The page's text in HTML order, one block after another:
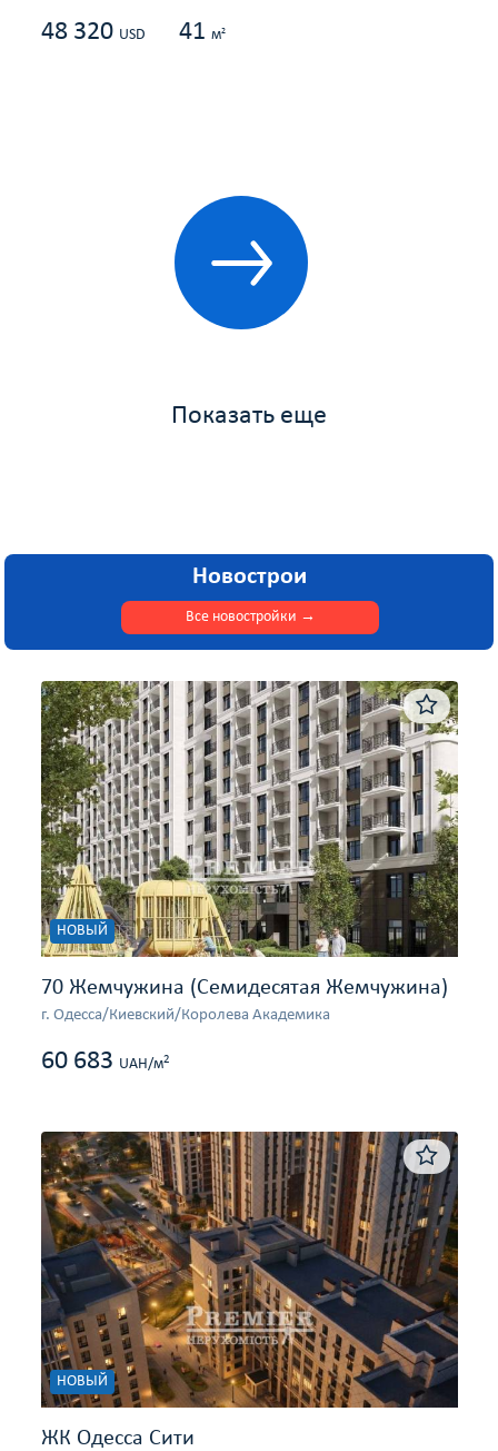
48 320 USD 41 м2
Показать еще
Новострои
Все новостройки →
НОВЫЙ
70 Жемчужина (Семидесятая Жемчужина)
г. Одесса/Киевский/Королева Академика
60 683 UAH/м2
НОВЫЙ
ЖК Одесса Сити